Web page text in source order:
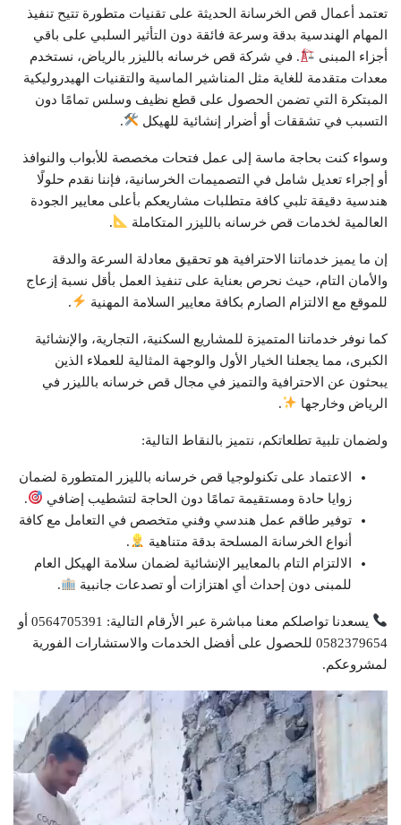
تعتمد أعمال قص الخرسانة الحديثة على تقنيات متطورة تتيح تنفيذ
المهام الهندسية بدقة وسرعة فائقة دون التأثير السلبي على باقي
أجزاء المبنى
. في شركة قص خرسانه بالليزر بالرياض، نستخدم
معدات متقدمة للغاية مثل المناشير الماسية والتقنيات الهيدروليكية
المبتكرة التي تضمن الحصول على قطع نظيف وسلس تمامًا دون
التسبب في تشققات أو أضرار إنشائية للهيكل
.
وسواء كنت بحاجة ماسة إلى عمل فتحات مخصصة للأبواب والنوافذ
أو إجراء تعديل شامل في التصميمات الخرسانية، فإننا نقدم حلولًا
هندسية دقيقة تلبي كافة متطلبات مشاريعكم بأعلى معايير الجودة
العالمية لخدمات قص خرسانه بالليزر المتكاملة
.
إن ما يميز خدماتنا الاحترافية هو تحقيق معادلة السرعة والدقة
والأمان التام، حيث نحرص بعناية على تنفيذ العمل بأقل نسبة إزعاج
للموقع مع الالتزام الصارم بكافة معايير السلامة المهنية
.
كما نوفر خدماتنا المتميزة للمشاريع السكنية، التجارية، والإنشائية
الكبرى، مما يجعلنا الخيار الأول والوجهة المثالية للعملاء الذين
يبحثون عن الاحترافية والتميز في مجال قص خرسانه بالليزر في
الرياض وخارجها
.
ولضمان تلبية تطلعاتكم، نتميز بالنقاط التالية:
الاعتماد على تكنولوجيا قص خرسانه بالليزر المتطورة لضمان
زوايا حادة ومستقيمة تمامًا دون الحاجة لتشطيب إضافي
.
توفير طاقم عمل هندسي وفني متخصص في التعامل مع كافة
أنواع الخرسانة المسلحة بدقة متناهية
.
الالتزام التام بالمعايير الإنشائية لضمان سلامة الهيكل العام
للمبنى دون إحداث أي اهتزازات أو تصدعات جانبية
.
يسعدنا تواصلكم معنا مباشرة عبر الأرقام التالية: 0564705391 أو
0582379654 للحصول على أفضل الخدمات والاستشارات الفورية
لمشروعكم.
مشغل
الفيديو